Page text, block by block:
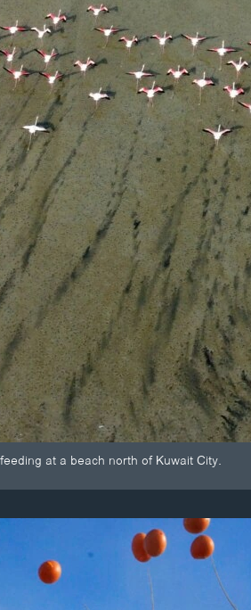
at a beach north of Kuwait City.